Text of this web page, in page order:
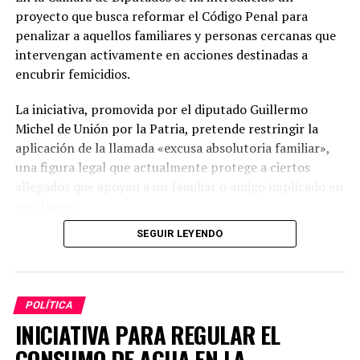
#SINFEDERALISMONOHAYPAIS
GERARDO ZAMORA
PRÓXIMO ARTÍCULO
EL PRESIDENTE DISPUSO REASIGNAR FONDOS DEL
PRESUPUESTO Y TRANSFERIR A CUENTA DE CABA
NO TE PIERDAS
ANTE EMBAJADORES EXTRANJEROS, CAFIERO RATIFICÓ EL
COMPROMISO DE LA ARGENTINA CON LA PAZ MUNDIAL
proyecto que busca reformar el Código Penal para
penalizar a aquellos familiares y personas cercanas que
intervengan activamente en acciones destinadas a
encubrir femicidios.
La iniciativa, promovida por el diputado Guillermo
Michel de Unión por la Patria, pretende restringir la
aplicación de la llamada «excusa absolutoria familiar»,
una figura legal que actualmente protege a ciertos
Modificaciones propuestas
El proyecto sugiere una enmienda al artículo 277, inciso
4°, del Código Penal, de modo que la exención no se
aplique a quienes, de forma intencionada, colaboren en
ocultar pruebas o interfieran en las indagaciones
relacionadas con femicidios y homicidios vinculados a la
SEGUIR LEYENDO
POLÍTICA
INICIATIVA PARA REGULAR EL